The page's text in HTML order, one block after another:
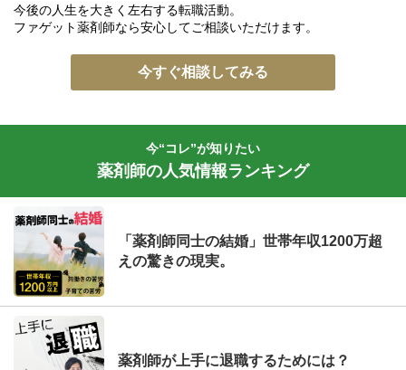
今後の人生を大きく左右する転職活動。
ファゲット薬剤師なら安心してご相談いただけます。
今すぐ相談してみる
今“コレ”が知りたい
薬剤師の人気情報ランキング
「薬剤師同士の結婚」世帯年収1200万超
えの驚きの現実。
薬剤師が上手に退職するためには？